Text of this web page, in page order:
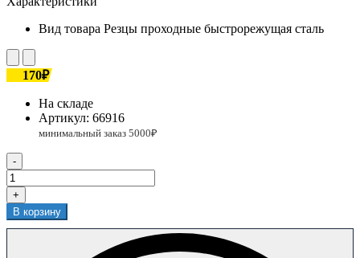
Вид товара Резцы проходные быстрорежущая сталь
170₽
На складе
Артикул: 66916
-
+
В корзину